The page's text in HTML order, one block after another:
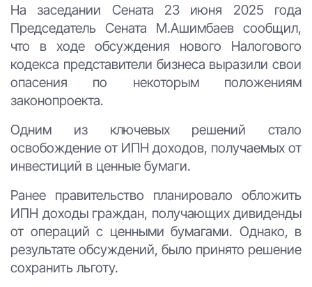
На заседании Сената 23 июня 2025 года
Председатель Сената М.Ашимбаев сообщил,
что в ходе обсуждения нового Налогового
кодекса представители бизнеса выразили свои
опасения по некоторым положениям
законопроекта.
Одним из ключевых решений стало
освобождение от ИПН доходов, получаемых от
инвестиций в ценные бумаги.
Ранее правительство планировало обложить
ИПН доходы граждан, получающих дивиденды
от операций с ценными бумагами. Однако, в
результате обсуждений, было принято решение
сохранить льготу.